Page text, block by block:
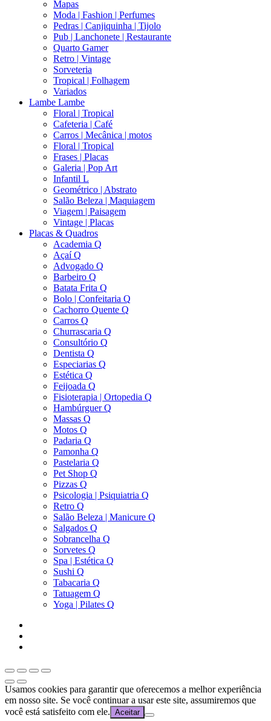
Mapas
Moda | Fashion | Perfumes
Pedras | Canjiquinha | Tijolo
Pub | Lanchonete | Restaurante
Quarto Gamer
Retro | Vintage
Sorveteria
Tropical | Folhagem
Variados
Lambe Lambe
Floral | Tropical
Cafeteria | Café
Carros | Mecânica | motos
Floral | Tropical
Frases | Placas
Galeria | Pop Art
Infantil L
Geométrico | Abstrato
Salão Beleza | Maquiagem
Viagem | Paisagem
Vintage | Placas
Placas & Quadros
Academia Q
Açaí Q
Advogado Q
Barbeiro Q
Batata Frita Q
Bolo | Confeitaria Q
Cachorro Quente Q
Carros Q
Churrascaria Q
Consultório Q
Dentista Q
Especiarias Q
Estética Q
Feijoada Q
Fisioterapia | Ortopedia Q
Hambúrguer Q
Massas Q
Motos Q
Padaria Q
Pamonha Q
Pastelaria Q
Pet Shop Q
Pizzas Q
Psicologia | Psiquiatria Q
Retro Q
Salão Beleza | Manicure Q
Salgados Q
Sobrancelha Q
Sorvetes Q
Spa | Estética Q
Sushi Q
Tabacaria Q
Tatuagem Q
Yoga | Pilates Q
Usamos cookies para garantir que oferecemos a melhor experiência
em nosso site. Se você continuar a usar este site, assumiremos que
você está satisfeito com ele. Aceitar